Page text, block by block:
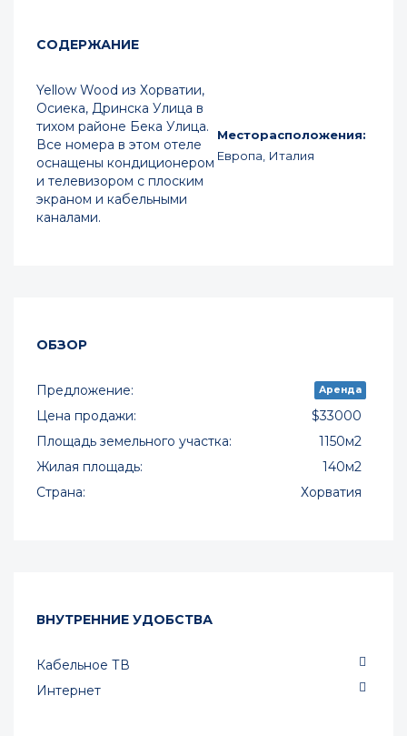
СОДЕРЖАНИЕ
Yellow Wood из Хорватии,
Осиека, Дринска Улица в
тихом районе Бека Улица.
Все номера в этом отеле
оснащены кондиционером
и телевизором с плоским
экраном и кабельными
каналами.
Месторасположения:
Европа, Италия
ОБЗОР
Предложение: Аренда
Цена продажи:
$33000
Площадь земельного участка:
1150м2
Жилая площадь:
140м2
Страна:
Хорватия
ВНУТРЕННИЕ УДОБСТВА
Кабельное ТВ
Интернет